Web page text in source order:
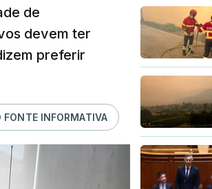
de
devem ter
preferir
INFORMATIVA